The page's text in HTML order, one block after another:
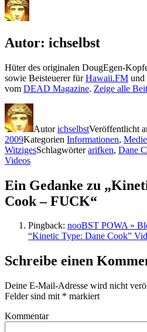
Autor: ichselbst
Hüter des originalen DougEgen-
sowie Beisteuerer fürHawaii.FM und
vom DEAD Magazine. Zeige alle
AutorichselbstVeröffentlicht
2009Kategorien Informationen,
WitzigesSchlagwörterarifken, Dane
Videos
Ein Gedanke zu
Cook – FUCK“
Pingback: nooBST POWA »
“Kinetic Type: Dane Cook”
Schreibe einen
Deine E-Mail-Adresse wird nicht
Felder sind mit * markiert
Kommentar